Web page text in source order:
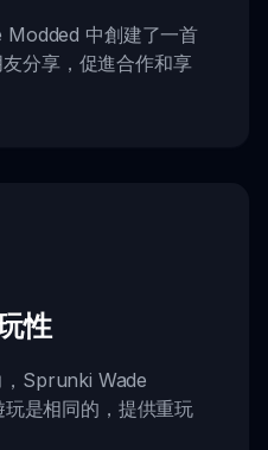
中創建了一首
分享，促進合作和享
性
，Sprunki Wade
是相同的，提供重玩